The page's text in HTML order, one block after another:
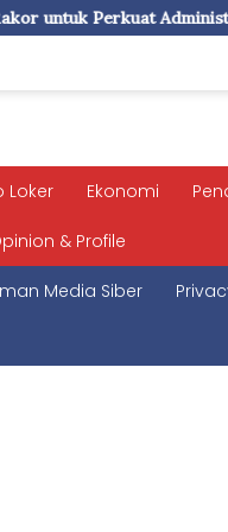
dan Evaluasi
Loker Ekonomi
& Profile
Media Siber